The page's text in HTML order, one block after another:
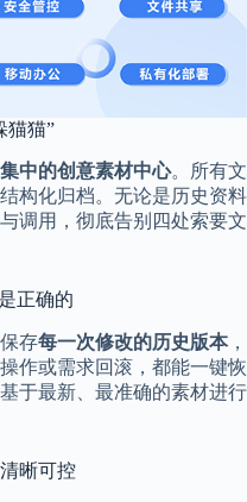
猫猫”
中的创意素材中心。所有文
构化归档。无论是历史资料
调用，彻底告别四处索要文
正确的
存每一次修改的历史版本，
作或需求回滚，都能一键恢
于最新、最准确的素材进行
晰可控